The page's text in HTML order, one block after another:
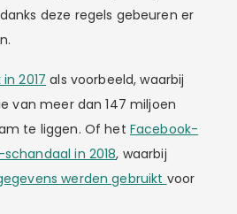
deze regels gebeuren er
2017 als voorbeeld, waarbij
van meer dan 147 miljoen
te liggen. Of het Facebook-
in 2018, waarbij
werden gebruikt voor